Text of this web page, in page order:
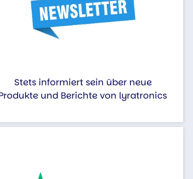
Stets informiert sein über neue
und Berichte von lyratronics